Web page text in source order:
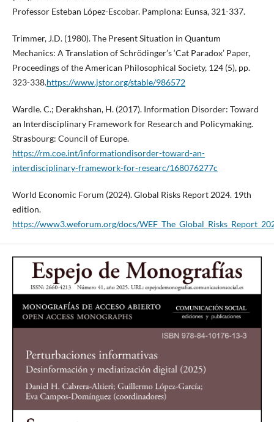
Professor Esteban López-Escobar. Pamplona: Eunsa, 321-337.
Trimmer, J.D. (1980). The Present Situation in Quantum
Mechanics: A Translation of Schrödinger’s ‘Cat Paradox’ Paper,
Proceedings of the American Philosophical Society, 124 (5), pp.
323-338.https://www.jstor.org/stable/986572
Wardle. C.; Derakhshan, H. (2017). Information Disorder: Toward
an Interdisciplinary Framework for Research and Policymaking.
Strasbourg: Council of Europe.
https://rm.coe.int/informationdisorder-toward-an-
interdisciplinary-framework-for-researc/168076277c
World Economic Forum (2024). Global Risks Report 2024. 19th
edition.
https://www3.weforum.org/docs/